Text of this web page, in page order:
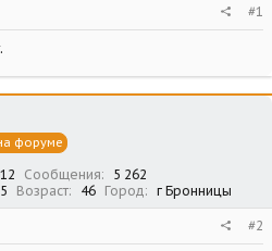
#1
форуме
Сообщения
5 262
Возраст 46 Город г Бронницы
#2